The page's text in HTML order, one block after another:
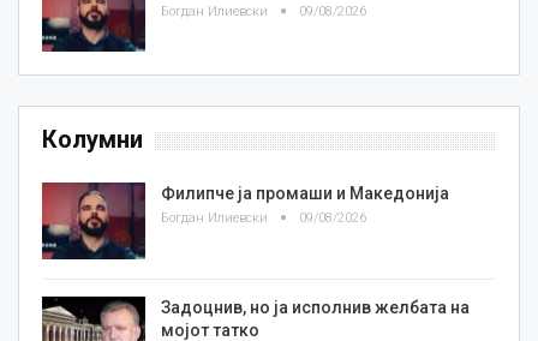
Богдан Илиевски 09/08/2026
Колумни
Филипче ја промаши и Македонија
Богдан Илиевски 09/08/2026
Задоцнив, но ја исполнив желбата на
мојот татко